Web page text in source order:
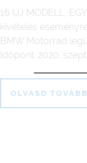
16 ÚJ MODELL,
kivételes
BMW Motorrad
Időpont: 2020.
OLVASD TOVÁBB